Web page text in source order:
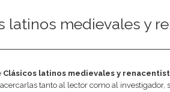
latinos medievales y
Clásicos latinos medievales y
tanto al lector como al investigador,